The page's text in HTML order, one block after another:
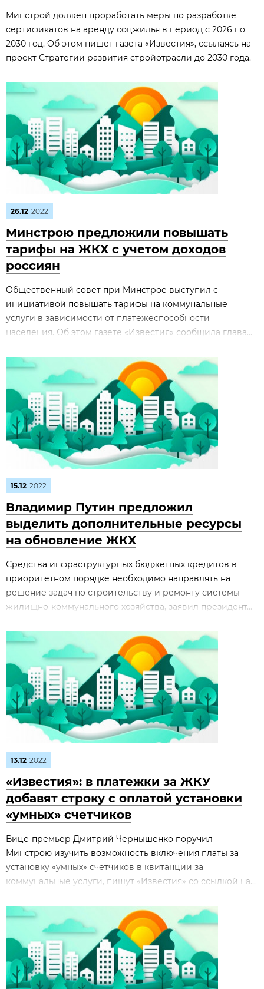
Минстрой должен проработать меры по разработке
сертификатов на аренду соцжилья в период с 2026 по
2030 год. Об этом пишет газета «Известия», ссылаясь на
проект Стратегии развития стройотрасли до 2030 года.
26.12 2022
Минстрою предложили повышать
тарифы на ЖКХ с учетом доходов
россиян
Общественный совет при Минстрое выступил с
инициативой повышать тарифы на коммунальные
услуги в зависимости от платежеспособности
населения. Об этом газете «Известия» сообщила глава...
15.12 2022
Владимир Путин предложил
выделить дополнительные ресурсы
на обновление ЖКХ
Средства инфраструктурных бюджетных кредитов в
приоритетном порядке необходимо направлять на
решение задач по строительству и ремонту системы
жилищно-коммунального хозяйства, заявил президент...
13.12 2022
«Известия»: в платежки за ЖКУ
добавят строку с оплатой установки
«умных» счетчиков
Вице-премьер Дмитрий Чернышенко поручил
Минстрою изучить возможность включения платы за
установку «умных» счетчиков в квитанции за
коммунальные услуги, пишут «Известия» со ссылкой на...